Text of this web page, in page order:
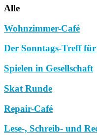
Alle
Wohnzimmer-Café
Der Sonntags-Treff
Spielen in Gesellschaft
Skat Runde
Repair-Café
Lese-, Schreib- und